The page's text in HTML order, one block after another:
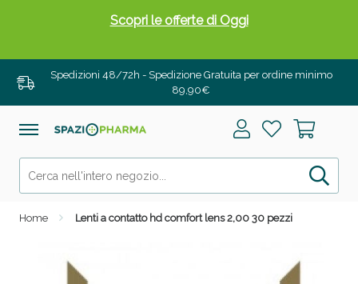
Spedizioni 48/72h - Spedizione Gratuita per ordine minimo
89,90€
Home Lenti a contatto hd comfort lens 2,00 30 pezzi
Scopri le offerte di Oggi